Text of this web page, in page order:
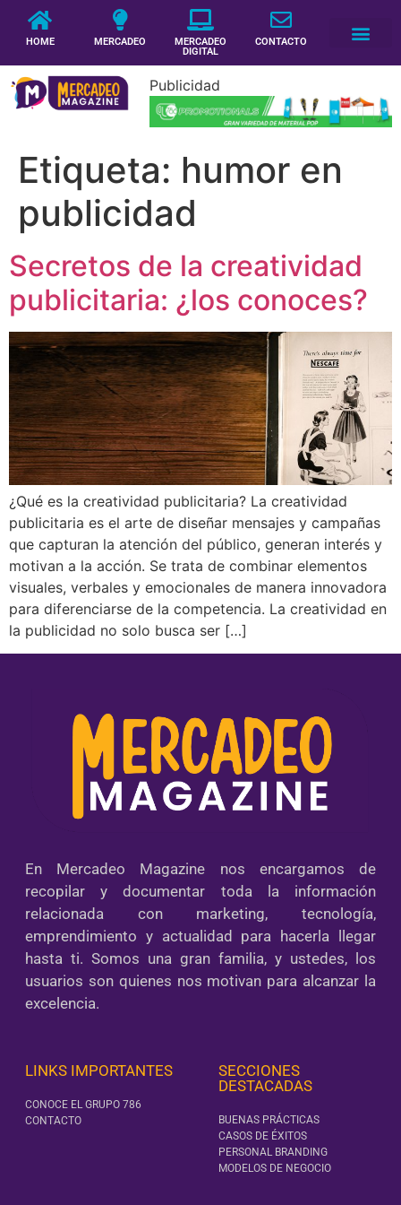
HOME MERCADEO
MERCADEO
DIGITAL
CONTACTO
Publicidad
Etiqueta: humor en
publicidad
Secretos de la creatividad
publicitaria: ¿los conoces?
¿Qué es la creatividad publicitaria? La creatividad
publicitaria es el arte de diseñar mensajes y campañas
que capturan la atención del público, generan interés y
motivan a la acción. Se trata de combinar elementos
visuales, verbales y emocionales de manera innovadora
para diferenciarse de la competencia. La creatividad en
la publicidad no solo busca ser […]
En Mercadeo Magazine nos encargamos de
recopilar y documentar toda la información
relacionada con marketing, tecnología,
emprendimiento y actualidad para hacerla llegar
hasta ti. Somos una gran familia, y ustedes, los
usuarios son quienes nos motivan para alcanzar la
excelencia.
LINKS IMPORTANTES
CONOCE EL GRUPO 786
CONTACTO
SECCIONES
DESTACADAS
BUENAS PRÁCTICAS
CASOS DE ÉXITOS
PERSONAL BRANDING
MODELOS DE NEGOCIO